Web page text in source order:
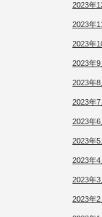
2023年
2023年
2023年
2023年9
2023年8
2023年7
2023年6
2023年5
2023年4
2023年3
2023年2